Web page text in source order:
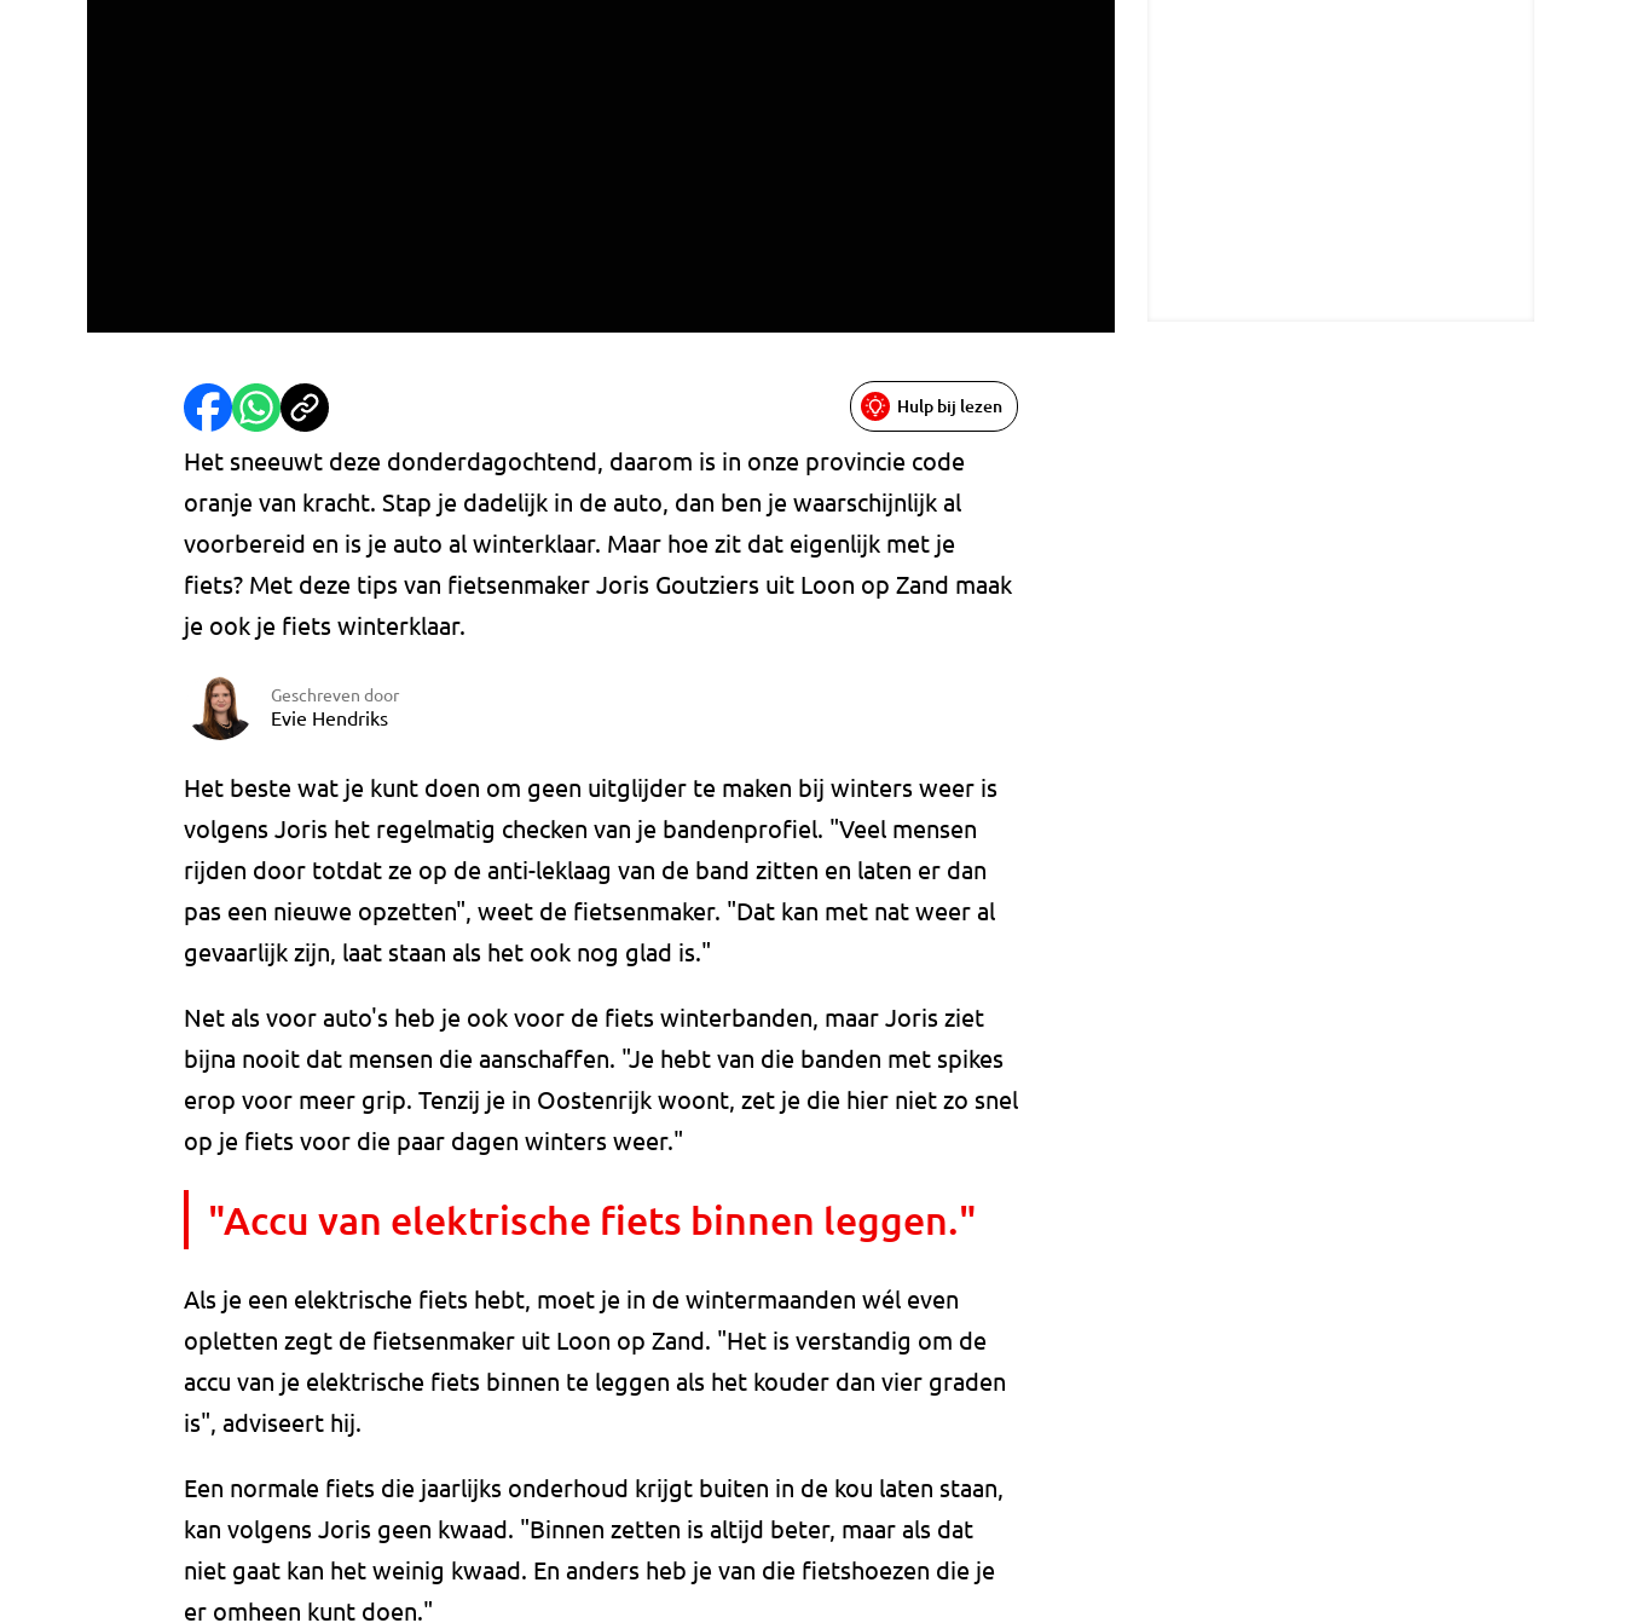
Hulp bij lezen
Het sneeuwt deze donderdagochtend, daarom is in onze provincie code
oranje van kracht. Stap je dadelijk in de auto, dan ben je waarschijnlijk al
voorbereid en is je auto al winterklaar. Maar hoe zit dat eigenlijk met je
fiets? Met deze tips van fietsenmaker Joris Goutziers uit Loon op Zand maak
je ook je fiets winterklaar.
Geschreven door
Evie Hendriks
Het beste wat je kunt doen om geen uitglijder te maken bij winters weer is
volgens Joris het regelmatig checken van je bandenprofiel. "Veel mensen
rijden door totdat ze op de anti-leklaag van de band zitten en laten er dan
pas een nieuwe opzetten", weet de fietsenmaker. "Dat kan met nat weer al
gevaarlijk zijn, laat staan als het ook nog glad is."
Net als voor auto's heb je ook voor de fiets winterbanden, maar Joris ziet
bijna nooit dat mensen die aanschaffen. "Je hebt van die banden met spikes
erop voor meer grip. Tenzij je in Oostenrijk woont, zet je die hier niet zo snel
op je fiets voor die paar dagen winters weer."
"Accu van elektrische fiets binnen leggen."
Als je een elektrische fiets hebt, moet je in de wintermaanden wél even
opletten zegt de fietsenmaker uit Loon op Zand. "Het is verstandig om de
accu van je elektrische fiets binnen te leggen als het kouder dan vier graden
is", adviseert hij.
Een normale fiets die jaarlijks onderhoud krijgt buiten in de kou laten staan,
kan volgens Joris geen kwaad. "Binnen zetten is altijd beter, maar als dat
niet gaat kan het weinig kwaad. En anders heb je van die fietshoezen die je
er omheen kunt doen."